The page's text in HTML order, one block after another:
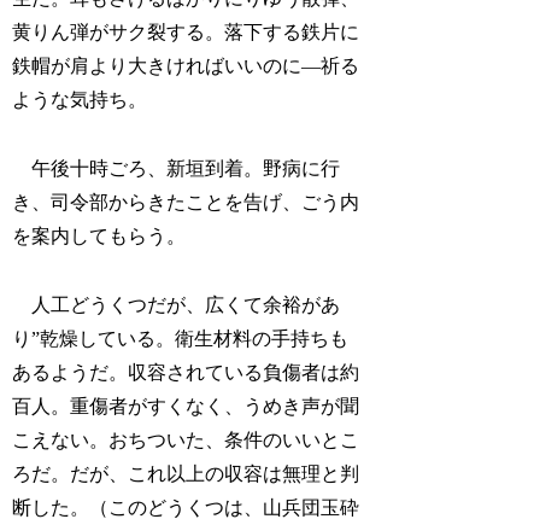
黄りん弾がサク裂する。落下する鉄片に
鉄帽が肩より大きければいいのに―祈る
ような気持ち。
午後十時ごろ、新垣到着。野病に行
き、司令部からきたことを告げ、ごう内
を案内してもらう。
人工どうくつだが、広くて余裕があ
り”乾燥している。衛生材料の手持ちも
あるようだ。収容されている負傷者は約
百人。重傷者がすくなく、うめき声が聞
こえない。おちついた、条件のいいとこ
ろだ。だが、これ以上の収容は無理と判
断した。（このどうくつは、山兵団玉砕